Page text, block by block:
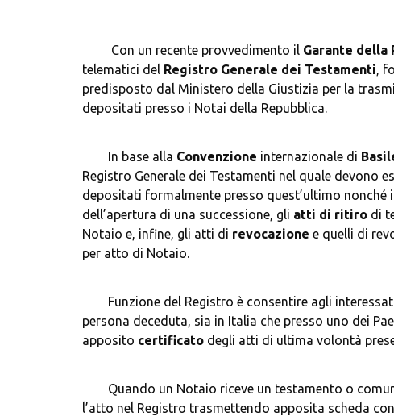
Con un recente provvedimento il Garante della
telematici del Registro Generale dei Testamenti,
predisposto dal Ministero della Giustizia per la
	In base alla
Convenzione internazionale di
Registro Generale dei Testamenti nel quale devono
depositati formalmente presso quest’ultimo nonché i
dell’apertura di una successione, gli atti di ritiro di
Notaio e, infine, gli atti di revocazione e quelli di
Funzione del Registro è consentire agli
persona deceduta, sia in Italia che presso uno dei
apposito certificato
Quando un Notaio riceve un testamento o
l’atto nel Registro trasmettendo apposita scheda